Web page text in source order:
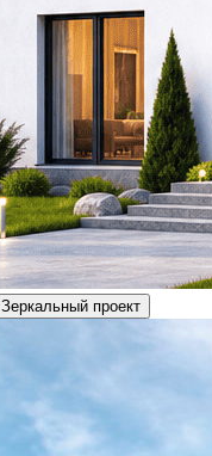
Зеркальный проект